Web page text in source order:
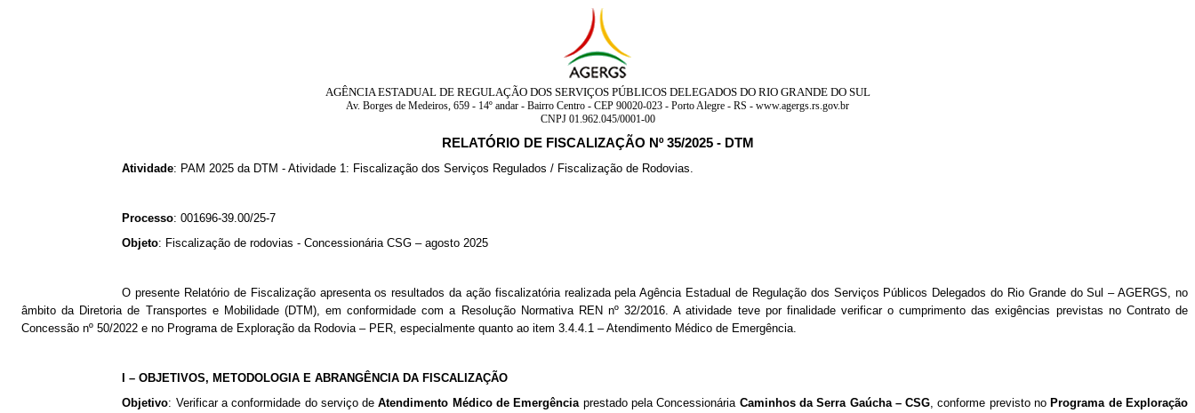
AGÊNCIA ESTADUAL DE REGULAÇÃO DOS SERVIÇOS PÚBLICOS DELEGADOS DO RIO GRANDE DO SUL
Av. Borges de Medeiros, 659 - 14º andar - Bairro Centro - CEP 90020-023 - Porto Alegre - RS - www.agergs.rs.gov.br
CNPJ 01.962.045/0001-00
RELATÓRIO DE FISCALIZAÇÃO Nº 35/2025 - DTM
Atividade: PAM 2025 da DTM - Atividade 1: Fiscalização dos Serviços Regulados / Fiscalização de Rodovias.
Processo: 001696-39.00/25-7
Objeto: Fiscalização de rodovias - Concessionária CSG – agosto 2025
O presente Relatório de Fiscalização apresenta os resultados da ação fiscalizatória realizada pela Agência Estadual de Regulação dos Serviços Públicos Delegados do Rio Grande do Sul – AGERGS, no
âmbito da Diretoria de Transportes e Mobilidade (DTM), em conformidade com a Resolução Normativa REN nº 32/2016. A atividade teve por finalidade verificar o cumprimento das exigências previstas no Contrato de
Concessão nº 50/2022 e no Programa de Exploração da Rodovia – PER, especialmente quanto ao item 3.4.4.1 – Atendimento Médico de Emergência.
I – OBJETIVOS, METODOLOGIA E ABRANGÊNCIA DA FISCALIZAÇÃO
Objetivo: Verificar a conformidade do serviço deAtendimento Médico de Emergênciaprestado pela Concessionária Caminhos da Serra Gaúcha – CSG, conforme previsto no Programa de Exploração